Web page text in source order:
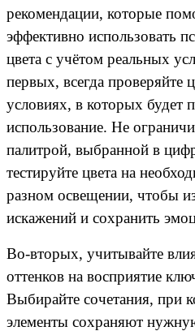
рекомендации, которые
эффективно использовать
цвета с учётом реальных
первых, всегда проверяйте
условиях, в которых будет
использование. Не
палитрой, выбранной в
тестируйте цвета на
разном освещении, чтобы
искажений и сохранить
Во-вторых, учитывайте
оттенков на восприятие
Выбирайте сочетания, при
элементы сохраняют